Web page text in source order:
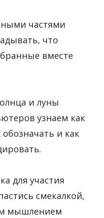
частями
что
вместе
и луны
узнаем как
и как
для участия
смекалкой,
мышлением